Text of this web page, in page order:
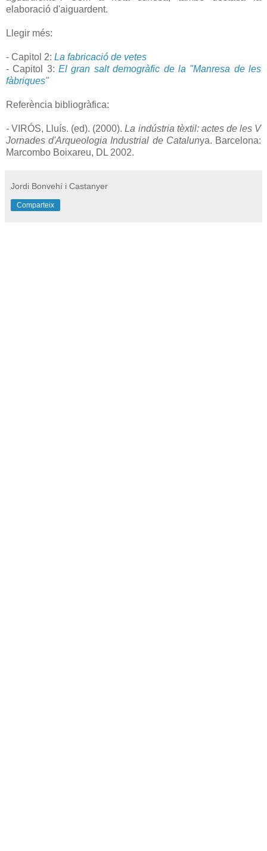
elaboració d'aiguardent.
Llegir més:
- Capitol 2: La fabricació de vetes
- Capitol 3:El gran salt demogràfic de la "Manresa de les
fàbriques"
Referència bibliogràfica:
-VIRÓS, Lluís. (ed). (2000).La indústria tèxtil: actes de les V
Jornades d'Arqueologia Industrial de Catalunya. Barcelona:
Marcombo Boixareu, DL 2002.
Jordi Bonvehí i Castanyer
Comparteix